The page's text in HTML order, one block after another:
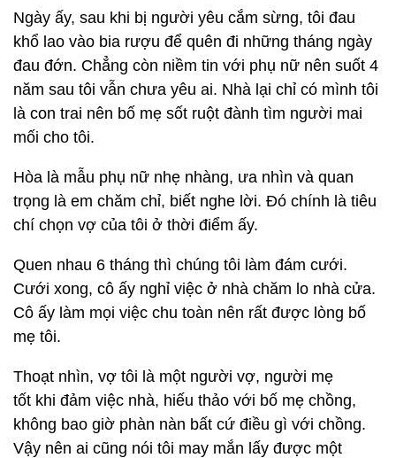
Ngày ấy, sau khi bị người yêu cắm sừng, tôi đau
khổ lao vào bia rượu để quên đi những tháng ngày
đau đớn. Chẳng còn niềm tin với phụ nữ nên suốt 4
năm sau tôi vẫn chưa yêu ai. Nhà lại chỉ có mình tôi
là con trai nên bố mẹ sốt ruột đành tìm người mai
mối cho tôi.
Hòa là mẫu phụ nữ nhẹ nhàng, ưa nhìn và quan
trọng là em chăm chỉ, biết nghe lời. Đó chính là tiêu
chí chọn vợ của tôi ở thời điểm ấy.
Quen nhau 6 tháng thì chúng tôi làm đám cưới.
Cưới xong, cô ấy nghỉ việc ở nhà chăm lo nhà cửa.
Cô ấy làm mọi việc chu toàn nên rất được lòng bố
mẹ tôi.
Thoạt nhìn, vợ tôi là một người vợ, người mẹ
tốt khi đảm việc nhà, hiếu thảo với bố mẹ chồng,
không bao giờ phàn nàn bất cứ điều gì với chồng.
Vậy nên ai cũng nói tôi may mắn lấy được một